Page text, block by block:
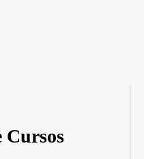
Cursos